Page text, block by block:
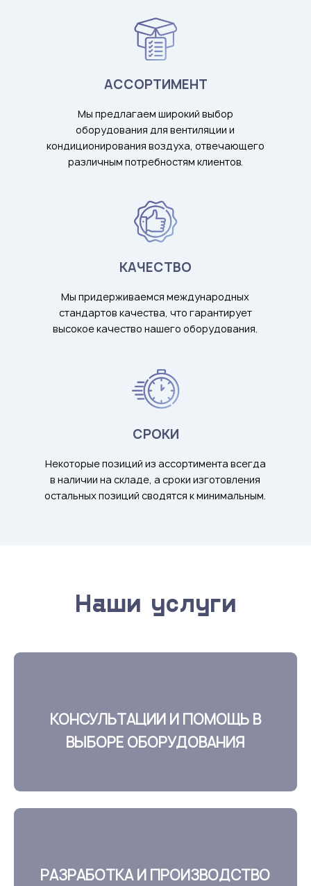
АССОРТИМЕНТ
Мы предлагаем широкий выбор
оборудования для вентиляции и
кондиционирования воздуха, отвечающего
различным потребностям клиентов.
КАЧЕСТВО
Мы придерживаемся международных
стандартов качества, что гарантирует
высокое качество нашего оборудования.
СРОКИ
Некоторые позиций из ассортимента всегда
в наличии на складе, а сроки изготовления
остальных позиций сводятся к минимальным.
Наши услуги
КОНСУЛЬТАЦИИ И ПОМОЩЬ В
ВЫБОРЕ ОБОРУДОВАНИЯ
РАЗРАБОТКА И ПРОИЗВОДСТВО